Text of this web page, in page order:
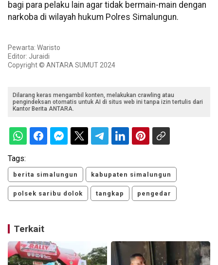
bagi para pelaku lain agar tidak bermain-main dengan
narkoba di wilayah hukum Polres Simalungun.
Pewarta: Waristo
Editor: Juraidi
Copyright © ANTARA SUMUT 2024
Dilarang keras mengambil konten, melakukan crawling atau
pengindeksan otomatis untuk AI di situs web ini tanpa izin tertulis dari
Kantor Berita ANTARA.
Tags:
berita simalungun kabupaten simalungun
polsek saribu dolok tangkap pengedar
Terkait